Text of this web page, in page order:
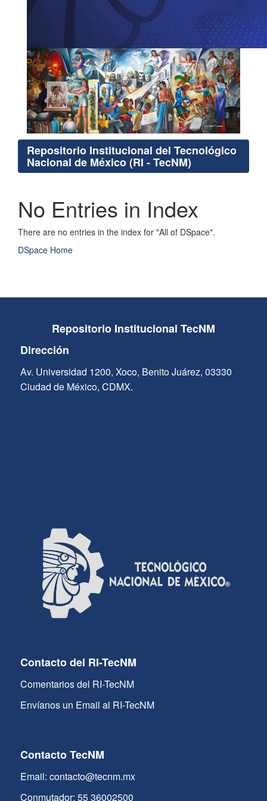
Repositorio Institucional del Tecnológico
Nacional de México (RI - TecNM)
No Entries in Index
There are no entries in the index for "All of DSpace".
DSpace Home
Repositorio Institucional TecNM
Dirección
Av. Universidad 1200, Xoco, Benito Juárez, 03330
Ciudad de México, CDMX.
Contacto del RI-TecNM
Comentarios del RI-TecNM
Envíanos un Email al RI-TecNM
Contacto TecNM
Email: contacto@tecnm.mx
Conmutador: 55 36002500